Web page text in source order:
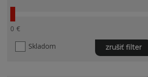
0 €
Skladom
zrušiť filter